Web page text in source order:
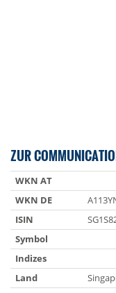
ZUR
WKN AT
WKN DE
ISIN
Symbol
Indizes
Land